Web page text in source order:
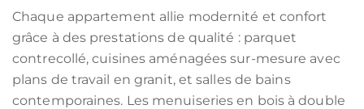
Chaque appartement allie modernité et confort
grâce à des prestations de qualité : parquet
contrecollé, cuisines aménagées sur-mesure avec
plans de travail en granit, et salles de bains
contemporaines. Les menuiseries en bois à double